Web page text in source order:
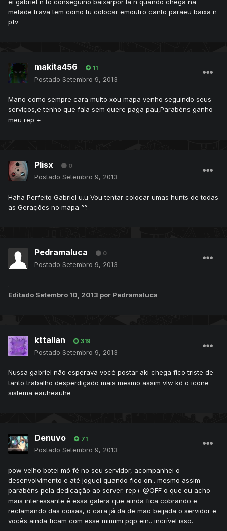
metade trava tem como tu colocar emoutro canto paraeu baixa n
pfv
makita456 11
Postado Setembro 9, 2013
Mano como sempre cara muito xou mapa venho seguindo seus
serviços,e tenho que fala sem quere paga pau,Parabéns ganho
meu rep +
Plisx 0
Postado Setembro 9, 2013
Haha Perfeito Gabriel u.u Vou tentar colocar umas hunts de todas
as Gerações no mapa ^^.
Pedramaluca 0
Postado Setembro 9, 2013
.
Editado Setembro 10, 2013 por Pedramaluca
kttallan 319
Postado Setembro 9, 2013
Nussa gabriel não esperava vocé postar aki chega fico triste de
tanto trabalho desperdiçado mais mesmo assim vlw kd o icone
sistema eauheauhe
Denuvo 71
Postado Setembro 9, 2013
pow velho botei mó fé no seu servidor, acompanhei o
desenvolvimento e até joguei quando fico on.. mesmo assim
parabéns pela dedicação ao server. rep+ @OFF o que eu acho
mais interessante é essa galera que ainda fica cobrando e
reclamando das coisas, o cara já da de mão beijada o servidor e
vocês ainda ficam com esse mimimi pqp ein.. incrível isso.